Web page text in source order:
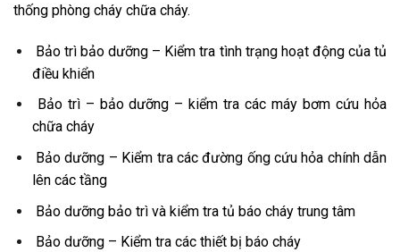
thống phòng cháy chữa cháy.
Bảo trì bảo dưỡng – Kiểm tra tình trạng hoạt động của tủ
điều khiển
Bảo trì – bảo dưỡng – kiểm tra các máy bơm cứu hỏa
chữa cháy
Bảo dưỡng – Kiểm tra các đường ống cứu hỏa chính dẫn
lên các tầng
Bảo dưỡng bảo trì và kiểm tra tủ báo cháy trung tâm
Bảo dưỡng – Kiểm tra các thiết bị báo cháy